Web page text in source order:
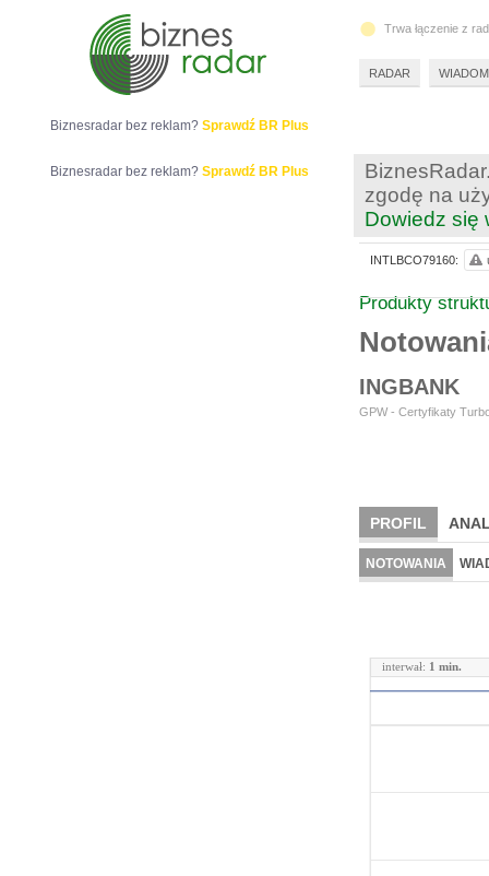
zgodę na
Dowiedz się
Produkty
INGBANK
GPW - Certyfikaty
PROFIL
NOTOWANIA
interwał: 1 min.
INTLBCO79160:
Biznesradar bez reklam? Sprawdź BR Plus
Biznesradar bez reklam? Sprawdź BR Plus
Trwa łączenie z
RADAR